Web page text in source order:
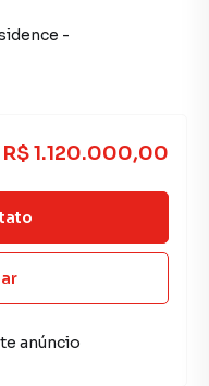
-
R$ 1.120.000,00
anúncio